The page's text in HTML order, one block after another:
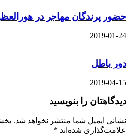
حضور پرندگان مهاجر در
2019-01-24
دور باطل
2019-04-15
دیدگاهتان را بنویسید
نشانی ایمیل شما منتشر نخواهد شد.
علامت‌گذاری شده‌اند *